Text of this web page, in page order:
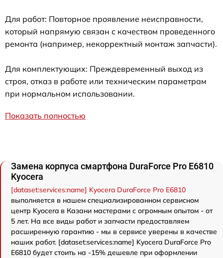
Для работ: Повторное проявление неисправности,
который напрямую связан с качеством проведенного
ремонта (например, некорректный монтаж запчасти).
Для комплектующих: Преждевременный выход из
строя, отказ в работе или техническим параметрам
при нормальном использовании.
Показать полностью
Замена корпуса смартфона DuraForce Pro E6810
Kyocera
[dataset:services:name] Kyocera DuraForce Pro E6810
выполняется в нашем специализированном сервисном
центр Kyocera в Казани мастерами с огромным опытом - от
5 лет. На все виды работ и запчасти предоставляем
расширенную гарантию - мы в сервисе уверены в качестве
наших работ. [dataset:services:name] Kyocera DuraForce Pro
E6810 будет стоить на -15% дешевле при оформлении